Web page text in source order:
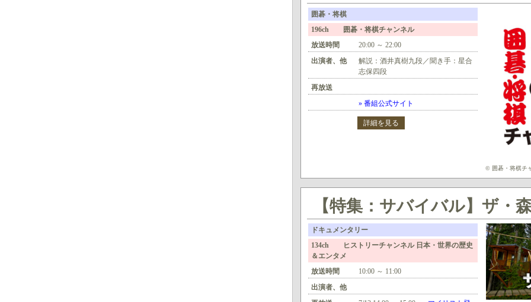
囲碁・将棋
196ch 囲碁・将棋チャンネル
放送時間
20:00 ～ 22:00
出演者、他
解説：酒井真樹九段／聞き手：星合
志保四段
再放送
» 番組公式サイト
詳細を見る
© 囲碁・将棋チ
【特集：サバイバル】ザ・
ドキュメンタリー
134ch ヒストリーチャンネル 日本・世界の歴史
＆エンタメ
放送時間
10:00 ～ 11:00
出演者、他